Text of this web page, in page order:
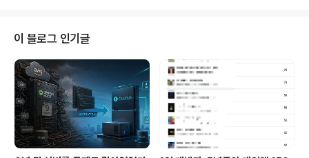
신 분들이라면 은근히 시간도 많이 잡아먹고 귀찮습니다.
그래서 이 창작의 고통과 귀차니즘을 해결하기 위해 Chat
GPT를 활용하는 방법을 알려드리겠습니다.(참고로 Chat
GPT 유료 구독을 해야지만 사용할 수 있습니다) 1. Chat
GPT GPTs에게 물어보기- 저의 경우 다양한 GPTs를
만들어두고 사용하..
이 블로그 인기글